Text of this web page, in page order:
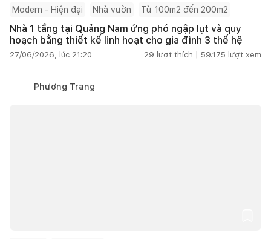
Modern - Hiện đại Nhà vườn Từ 100m2 đến 200m2
Nhà 1 tầng tại Quảng Nam ứng phó ngập lụt và quy
hoạch bằng thiết kế linh hoạt cho gia đình 3 thế hệ
27/06/2026, lúc 21:20 29 lượt thích | 59.175 lượt xem
Phương Trang